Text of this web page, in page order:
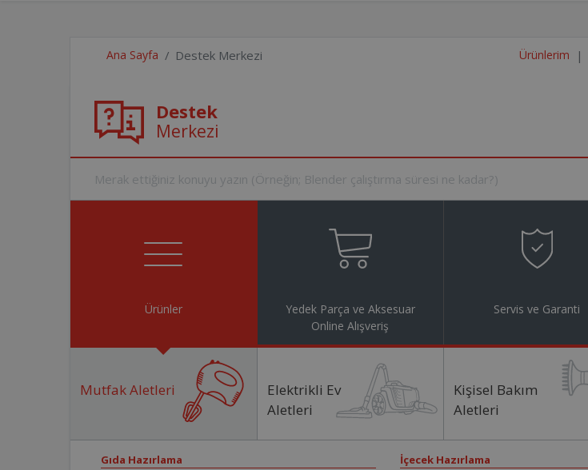
Ana Sayfa Destek Merkezi Ürünlerim
Destek
Merkezi
Ürünler
Yedek Parça ve Aksesuar
Online Alışveriş
Servis ve Garanti
Mutfak Aletleri
Elektrikli Ev
Aletleri
Kişisel Bakım
Aletleri
Gıda Hazırlama
İçecek Hazırlama